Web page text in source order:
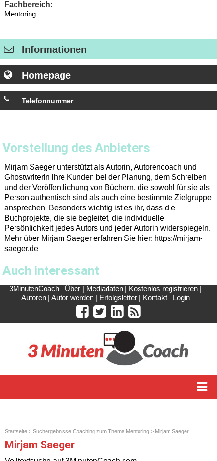
Fachbereich:
Mentoring
Informationen
Homepage
Telefonnummer
Vorstellung des Anbieters
Mirjam Saeger unterstützt als Autorin, Autorencoach und
Ghostwriterin ihre Kunden bei der Planung, dem Schreiben
und der Veröffentlichung von Büchern, die sowohl für sie als
Person authentisch sind als auch eine bestimmte Zielgruppe
ansprechen. Besonders wichtig ist es ihr, dass die
Buchprojekte, die sie begleitet, die individuelle
Persönlichkeit jedes Autors und jeder Autorin widerspiegeln.
Mehr über Mirjam Saeger erfahren Sie hier: https://mirjam-
saeger.de
Auch interessant